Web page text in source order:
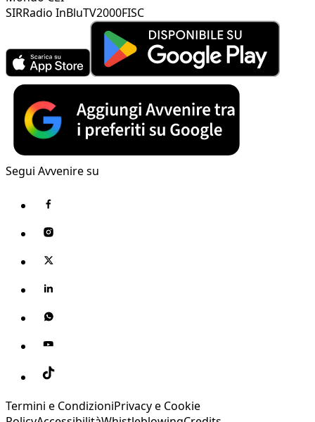
SIRRadio InBluTV2000FISC
Segui Avvenire su
Termini e CondizioniPrivacy e Cookie